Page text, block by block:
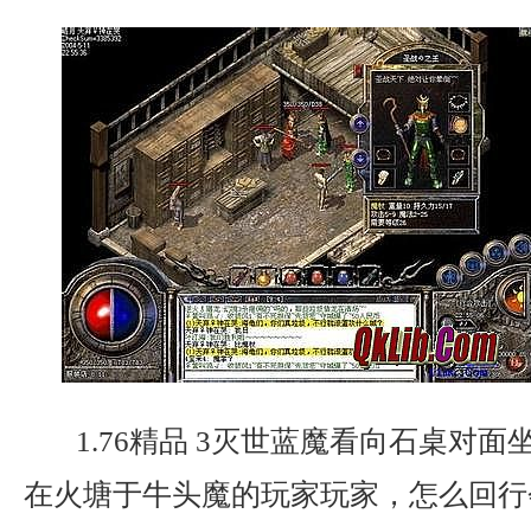
1.76精品 3灭世蓝魔看向石桌对面
在火塘于牛头魔的玩家玩家，怎么回